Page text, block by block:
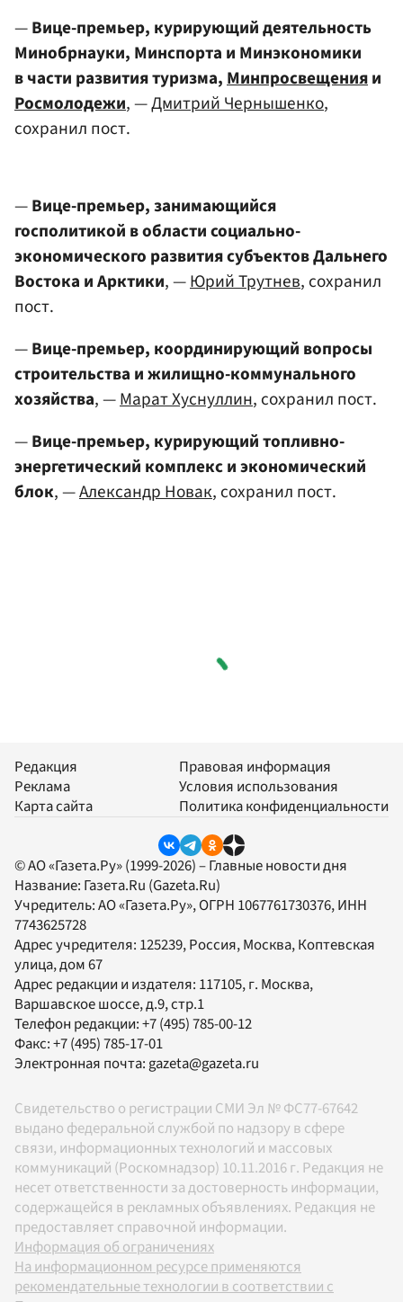
—Вице-премьер, курирующий деятельность
Минобрнауки, Минспорта и Минэкономики
в части развития туризма,Минпросвещенияи
Росмолодежи, —Дмитрий Чернышенко,
сохранил пост.
—Вице-премьер, занимающийся
госполитикой в области социально-
экономического развития субъектов Дальнего
Востока и Арктики, —Юрий Трутнев, сохранил
пост.
—Вице-премьер, координирующий вопросы
строительства и жилищно-коммунального
хозяйства, —Марат Хуснуллин, сохранил пост.
—Вице-премьер, курирующий топливно-
энергетический комплекс и экономический
блок, —Александр Новак, сохранил пост.
Редакция
Реклама
Карта сайта
Правовая информация
Условия использования
Политика конфиденциальности
© АО «Газета.Ру» (1999-2026) – Главные новости дня
Название: Газета.Ru (Gazeta.Ru)
Учредитель:АО «Газета.Ру», ОГРН 1067761730376, ИНН
7743625728
Адрес учредителя: 125239, Россия, Москва, Коптевская
улица, дом 67
Адрес редакции и издателя: 117105, г. Москва,
Варшавское шоссе, д.9, стр.1
Телефон редакции:+7 (495) 785-00-12
Факс:+7 (495) 785-17-01
Электронная почта: gazeta@gazeta.ru
Свидетельство о регистрации СМИ Эл № ФС77-67642
выдано федеральной службой по надзору в сфере
связи, информационных технологий и массовых
коммуникаций (Роскомнадзор) 10.11.2016 г. Редакция не
несет ответственности за достоверность информации,
содержащейся в рекламных объявлениях. Редакция не
предоставляет справочной информации.
Информация об ограничениях
На информационном ресурсе применяются
рекомендательные технологии в соответствии с